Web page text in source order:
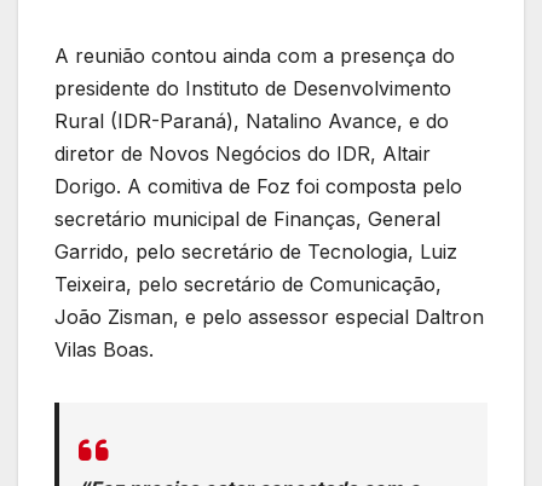
A reunião contou ainda com a presença do
presidente do Instituto de Desenvolvimento
Rural (IDR-Paraná), Natalino Avance, e do
diretor de Novos Negócios do IDR, Altair
Dorigo. A comitiva de Foz foi composta pelo
secretário municipal de Finanças, General
Garrido, pelo secretário de Tecnologia, Luiz
Teixeira, pelo secretário de Comunicação,
João Zisman, e pelo assessor especial Daltron
Vilas Boas.